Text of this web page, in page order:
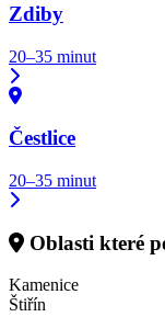
Zdiby
20–35 minut
Čestlice
20–35 minut
Oblasti které
Kamenice
Štiřín